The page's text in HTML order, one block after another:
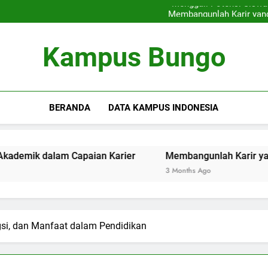
Membangunlah Karir
Menciptakan Area
Membangunlah Karir
Menciptakan Area
Kampus Bungo
BERANDA DATA KAMPUS INDONESIA
Capaian Karier Membangunlah Karir yang Baik:
dan Manfaat dalam Pendidikan